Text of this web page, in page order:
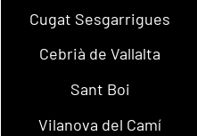
Cugat Sesgarrigues
Cebrià de Vallalta
Sant Boi
Vilanova del Camí